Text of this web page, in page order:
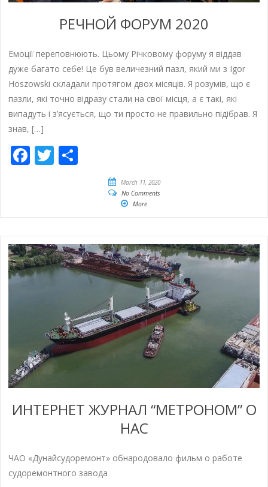
РЕЧНОЙ ФОРУМ 2020
Емоції переповнюють. Цьому Річковому форуму я віддав
дуже багато себе! Це був величезний пазл, який ми з Igor
Hoszowski складали протягом двох місяців. Я розумів, що є
пазли, які точно відразу стали на свої місця, а є такі, які
випадуть і з’ясується, що ти просто не правильно підібрав. Я
знав, […]
Facebook
Twitter
March 11, 2020
No Comments
More
ИНТЕРНЕТ ЖУРНАЛ “МЕТРОНОМ” О
НАС
ЧАО «Дунайсудоремонт» обнародовало фильм о работе
судоремонтного завода